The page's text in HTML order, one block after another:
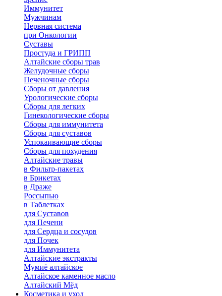
Иммунитет
Мужчинам
Нервная система
при Онкологии
Суставы
Простуда и ГРИПП
Алтайские сборы трав
Желудочные сборы
Печеночные сборы
Сборы от давления
Урологические сборы
Сборы для легких
Гинекологические сборы
Сборы для иммунитета
Сборы для суставов
Успокаивающие сборы
Сборы для похудения
Алтайские травы
в Фильтр-пакетах
в Брикетах
в Драже
Россыпью
в Таблетках
для Cуставов
для Печени
для Сердца и сосудов
для Почек
для Иммунитета
Алтайские экстракты
Мумиё алтайское
Алтайское каменное масло
Алтайский Мёд
Косметика и уход